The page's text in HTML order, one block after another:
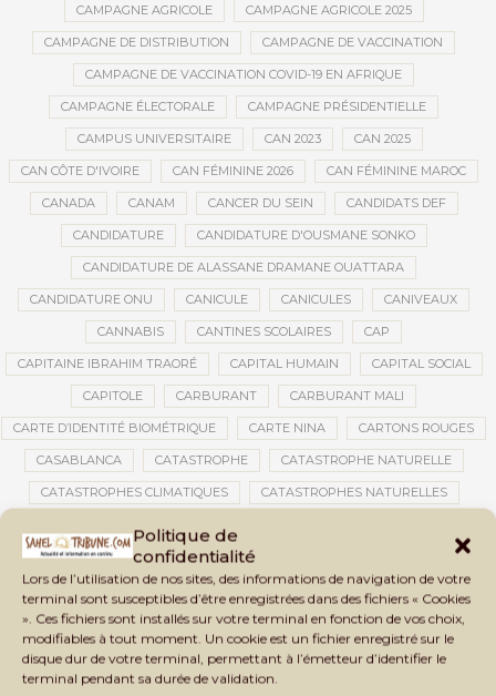
Politique de
confidentialité
Lors de l’utilisation de nos sites, des informations de navigation de votre
terminal sont susceptibles d’être enregistrées dans des fichiers « Cookies
». Ces fichiers sont installés sur votre terminal en fonction de vos choix,
modifiables à tout moment. Un cookie est un fichier enregistré sur le
disque dur de votre terminal, permettant à l’émetteur d’identifier le
terminal pendant sa durée de validation.
CAMPAGNE AGRICOLE CAMPAGNE AGRICOLE 2025
CAMPAGNE DE DISTRIBUTION CAMPAGNE DE VACCINATION
CAMPAGNE DE VACCINATION COVID-19 EN AFRIQUE
CAMPAGNE ÉLECTORALE CAMPAGNE PRÉSIDENTIELLE
CAMPUS UNIVERSITAIRE CAN 2023 CAN 2025
CAN CÔTE D'IVOIRE CAN FÉMININE 2026 CAN FÉMININE MAROC
CANADA CANAM CANCER DU SEIN CANDIDATS DEF
CANDIDATURE CANDIDATURE D'OUSMANE SONKO
CANDIDATURE DE ALASSANE DRAMANE OUATTARA
CANDIDATURE ONU CANICULE CANICULES CANIVEAUX
CANNABIS CANTINES SCOLAIRES CAP
CAPITAINE IBRAHIM TRAORÉ CAPITAL HUMAIN CAPITAL SOCIAL
CAPITOLE CARBURANT CARBURANT MALI
CARTE D’IDENTITÉ BIOMÉTRIQUE CARTE NINA CARTONS ROUGES
CASABLANCA CATASTROPHE CATASTROPHE NATURELLE
CATASTROPHES CLIMATIQUES CATASTROPHES NATURELLES
CÉDÉAO CEDEAO CEI CÉLÉBRATION NATIONALE CEMAC
CEMAPI CEN-SNESUP CENOU CENSURE
CENTRAFRIQUE CENTRALE SOLAIRE
CENTRALE SOLAIRE DE SANANKOROBA CENTRALES SOLAIRES
CENTRE D'INTELLIGENCE ARTIFICIELLE